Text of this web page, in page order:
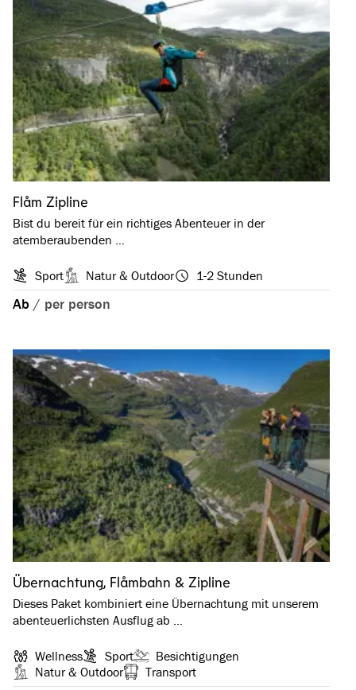
Flåm Zipline
Bist du bereit für ein richtiges Abenteuer in der
atemberaubenden …
Sport Natur & Outdoor 1-2 Stunden
Ab / per person
Übernachtung, Flåmbahn & Zipline
Dieses Paket kombiniert eine Übernachtung mit unserem
abenteuerlichsten Ausflug ab …
Wellness Sport
Besichtigungen
Natur & Outdoor
Transport